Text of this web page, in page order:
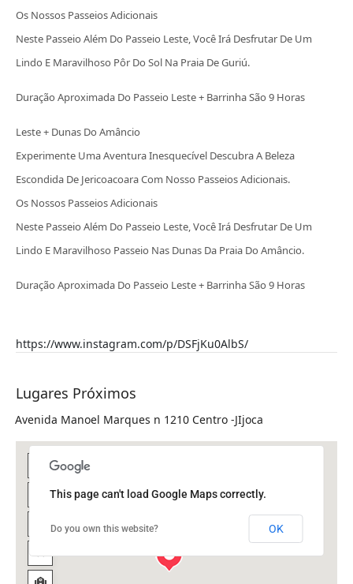
Os Nossos Passeios Adicionais
Neste Passeio Além Do Passeio Leste, Você Irá Desfrutar De Um
Lindo E Maravilhoso Pôr Do Sol Na Praia De Guriú.
Duração Aproximada Do Passeio Leste + Barrinha São 9 Horas
Leste + Dunas Do Amâncio
Experimente Uma Aventura Inesquecível Descubra A Beleza
Escondida De Jericoacoara Com Nosso Passeios Adicionais.
Os Nossos Passeios Adicionais
Neste Passeio Além Do Passeio Leste, Você Irá Desfrutar De Um
Lindo E Maravilhoso Passeio Nas Dunas Da Praia Do Amâncio.
Duração Aproximada Do Passeio Leste + Barrinha São 9 Horas
https://www.instagram.com/p/DSFjKu0AlbS/
Lugares Próximos
Avenida Manoel Marques n 1210 Centro -JIjoca
This page can't load Google Maps correctly.
Do you own this website? OK